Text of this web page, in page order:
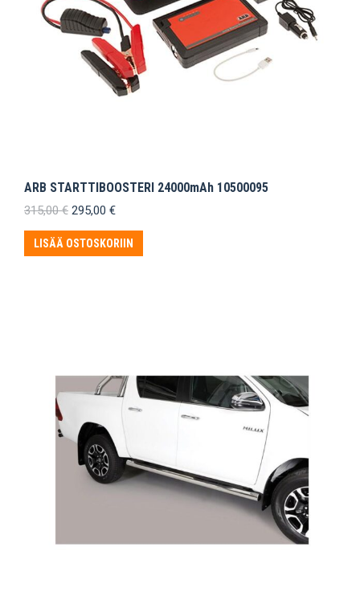
ARB STARTTIBOOSTERI 24000mAh 10500095
315,00€ Alkuperäinen
oli:
315,00 €.
295,00 €Nykyinen
on:
295,00 €.
LISÄÄ OSTOSKORIIN